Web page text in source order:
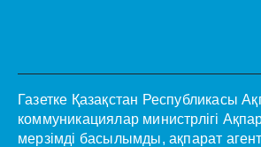
Газетке Қазақстан Республикасы
коммуникациялар министрлігі
мерзімді басылымды, ақпарат